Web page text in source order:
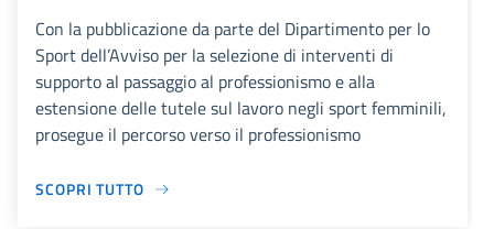
Con la pubblicazione da parte del Dipartimento per lo
Sport dell’Avviso per la selezione di interventi di
supporto al passaggio al professionismo e alla
estensione delle tutele sul lavoro negli sport femminili,
prosegue il percorso verso il professionismo
SCOPRI TUTTO